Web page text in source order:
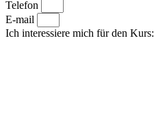
Telefon
E-mail
Ich interessiere mich für den Kurs: